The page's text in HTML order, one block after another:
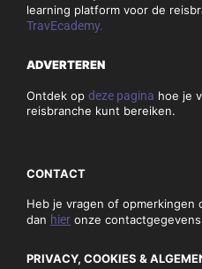
learning platform voor de
TravEcademy.
ADVERTEREN
Ontdek op deze pagina hoe je
reisbranche kunt bereiken.
CONTACT
Heb je vragen of opmerkingen
dan hier onze
PRIVACY, COOKIES &